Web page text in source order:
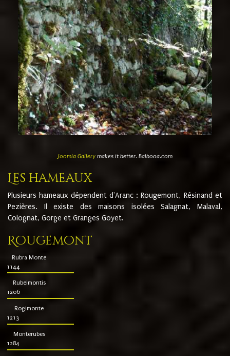
Joomla Gallerymakes it better. Balbooa.com
Les hameaux
Plusieurs hameaux dépendent d'Aranc : Rougemont, Résinand et
Pezières. Il existe des maisons isolées Salagnat, Malaval,
Colognat, Gorge et Granges Goyet.
Rougemont
Rubra Monte
1144
Rubeimontis
1206
Rogimonte
1213
Monterubes
1284